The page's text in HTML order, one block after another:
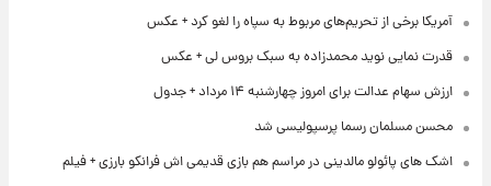
آمریکا برخی از تحریم‌های مربوط به سپاه را لغو کرد + عکس
قدرت نمایی نوید محمدزاده به سبک بروس لی + عکس
ارزش سهام عدالت برای امروز چهارشنبه ۱۴ مرداد + جدول
محسن مسلمان رسما پرسپولیسی شد
اشک های پائولو مالدینی در مراسم هم بازی قدیمی اش فرانکو بارزی + فیلم